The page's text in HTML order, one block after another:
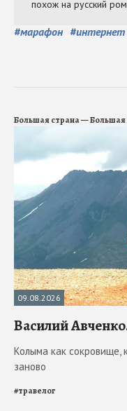
#марафон #интернет
Большая страна — Большая
09.08.2026
Василий
Колыма как сокровище,
заново
#травелог